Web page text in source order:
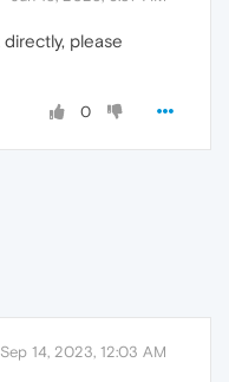
please
0
Sep 14, 2023, 12:03 AM